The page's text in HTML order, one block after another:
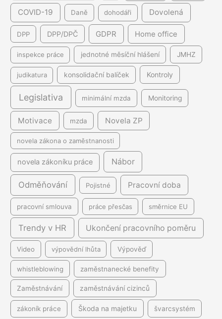
COVID-19 Daně dohodáři Dovolená
DPP DPP/DPČ GDPR Home office
inspekce práce jednotné měsíční hlášení JMHZ
judikatura konsolidační balíček Kontroly
Legislativa minimální mzda Monitoring
Motivace mzda Novela ZP
novela zákona o zaměstnanosti
novela zákoníku práce Nábor
Odměňování Pojistné Pracovní doba
pracovní smlouva práce přesčas směrnice EU
Trendy v HR Ukončení pracovního poměru
Video výpovědní lhůta Výpověď
whistleblowing zaměstnanecké benefity
Zaměstnávání zaměstnávání cizinců
zákoník práce Škoda na majetku švarcsystém